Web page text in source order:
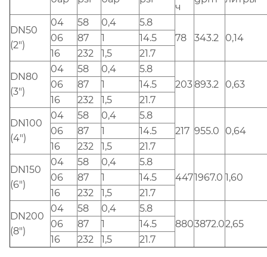
ч
DN50
(2")
04 58 0,4
5.8
78
343.2 0,14
06 87 1
14.5
16
232 1,5 21.7
DN80
(3")
04 58 0,4
5.8
203893.2 0,63
06 87 1
14.5
16
232 1,5 21.7
DN100
(4")
04 58 0,4
5.8
217 955.0 0,64
06 87 1
14.5
16
232 1,5 21.7
DN150
(6")
04 58 0,4
5.8
4471967.0 1,60
06 87 1
14.5
16
232 1,5 21.7
DN200
(8")
04 58 0,4
5.8
8803872.02,65
06 87 1
14.5
16
232 1,5 21.7